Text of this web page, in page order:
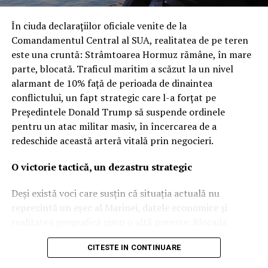
inacceptabilă a regulilor
democratice”
Dezvăluirea publică a acestor detalii, apărută inițial pe
site-ul Ministerului Apărării, a provocat o undă de șoc
printre parlamentarii din opoziție. Partidul Democrat a
reacționat dur, acuzând guvernul condus de Giorgia
Meloni că a trimis sute de soldați în zone de criză fără
un mandat clar și fără informarea prealabilă a
legislativului. „Este o dovadă de lipsă de seriozitate
legitimitatea modului în care a fost gestionată
luna martie, în cadrul unei rezoluții care permitea
redistribuirea forțelor în regiunile geografice deja
În ciuda declarațiilor oficiale venite de la
Comandamentul Central al SUA, realitatea de pe teren
este una cruntă: Strâmtoarea Hormuz rămâne, în mare
parte, blocată. Traficul maritim a scăzut la un nivel
alarmant de 10% față de perioada de dinaintea
conflictului, un fapt strategic care l-a forțat pe
Președintele Donald Trump să suspende ordinele
pentru un atac militar masiv, în încercarea de a
redeschide această arteră vitală prin negocieri.
O victorie tactică, un dezastru strategic
Deși există voci care susțin că situația actuală nu
reprezintă un eșec al Marinei, datele economice și
asupra transporturilor iraniene prin strâmtoare a fost,
într-adevăr, eficientă, punând o presiune imensă pe o
CITESTE IN CONTINUARE